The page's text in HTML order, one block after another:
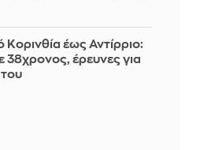
έως Αντίρριο:
38χρονος, έρευνες για